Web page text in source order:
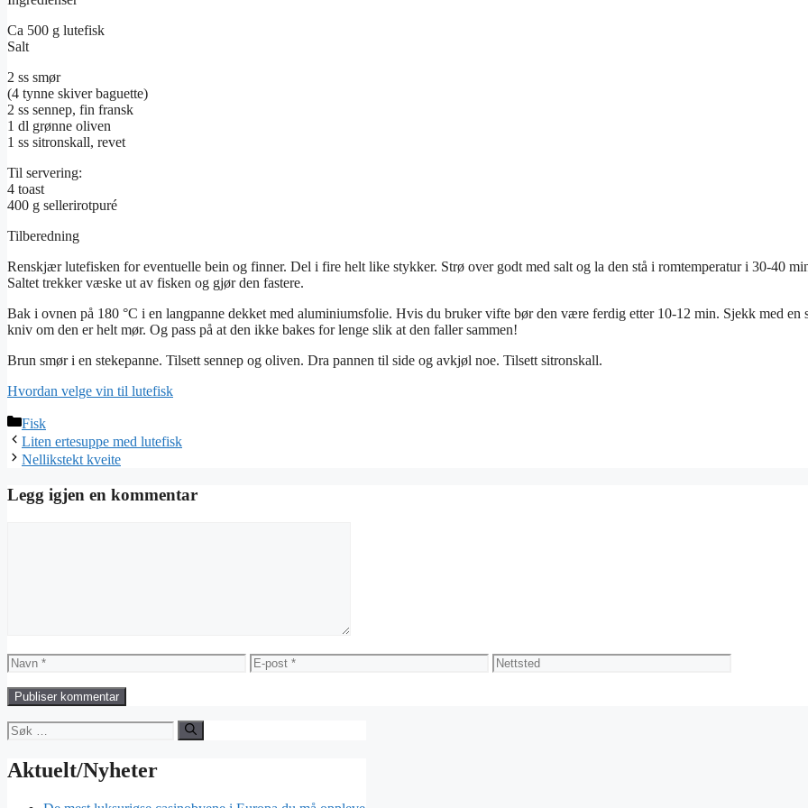
Ca 500 g lutefisk
Salt
2 ss smør
(4 tynne skiver baguette)
2 ss sennep, fin fransk
1 dl grønne oliven
1 ss sitronskall, revet
Til servering:
4 toast
400 g sellerirotpuré
Tilberedning
Renskjær lutefisken for eventuelle bein og finner. Del i fire helt like stykker. Strø over godt med salt og la den stå i romtemperatur i 30-40
Saltet trekker væske ut av fisken og gjør den fastere.
Bak i ovnen på 180 °C i en langpanne dekket med aluminiumsfolie. Hvis du bruker vifte bør den være ferdig etter 10-12 min. Sjekk med en
kniv om den er helt mør. Og pass på at den ikke bakes for lenge slik at den faller sammen!
Brun smør i en stekepanne. Tilsett sennep og oliven. Dra pannen til side og avkjøl noe. Tilsett sitronskall.
Hvordan velge vin til lutefisk
Kategorier
Fisk
Liten ertesuppe med lutefisk
Nellikstekt kveite
Legg igjen en kommentar
Navn
E-
post
Nettsted
Søk
etter:
Aktuelt/Nyheter